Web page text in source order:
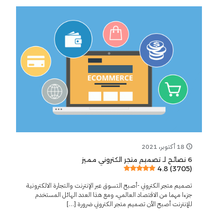
18 أكتوبر، 2021
6 نصائح لـ تصميم متجر الكتروني مميز
4.8 (3705)
تصميم متجر الكتروني -أصبح التسوق عبر الإنترنت والتجارة الالكترونية
جزءا مهما من الاقتصاد العالمي، ومع هذا العدد الهائل المستخدم
للإنترنت أصبح الأن تصميم متجر الكتروني ضرورة […]